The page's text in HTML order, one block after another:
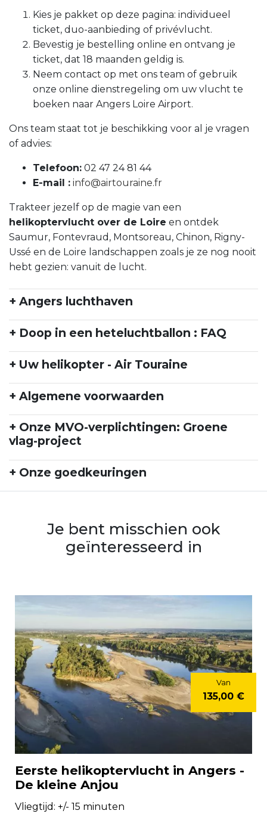
Kies je pakket op deze pagina: individueel
ticket, duo-aanbieding of privévlucht.
Bevestig je bestelling online en ontvang je
ticket, dat 18 maanden geldig is.
Neem contact op met ons team of gebruik
onze online dienstregeling om uw vlucht te
boeken naar Angers Loire Airport.
Ons team staat tot je beschikking voor al je vragen
of advies:
Telefoon: 02 47 24 81 44
E-mail : info@airtouraine.fr
Trakteer jezelf op de magie van een
helikoptervlucht over de Loire en ontdek
Saumur, Fontevraud, Montsoreau, Chinon, Rigny-
Ussé en de Loire landschappen zoals je ze nog nooit
hebt gezien: vanuit de lucht.
+ Angers luchthaven
+ Doop in een heteluchtballon : FAQ
+ Uw helikopter - Air Touraine
+ Algemene voorwaarden
+ Onze MVO-verplichtingen: Groene
vlag-project
+ Onze goedkeuringen
Je bent misschien ook
geïnteresseerd in
Eerste helikoptervlucht in Angers -
De kleine Anjou
Vliegtijd: +/- 15 minuten
Van
135,00 €